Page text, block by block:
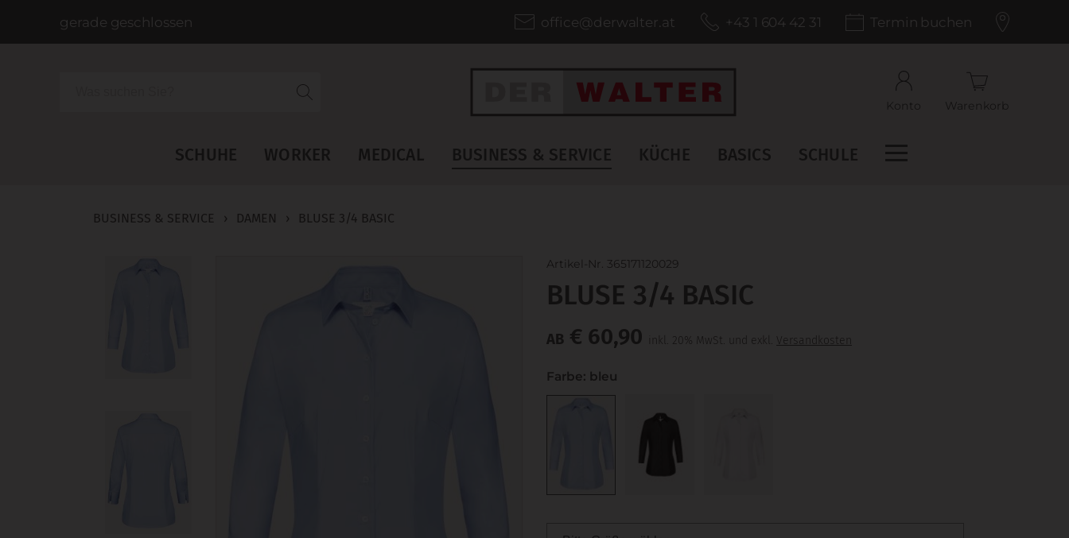
gerade geschlossen office@derwalter.at +43 1 604 42 31 Termin buchen
Konto
Warenkorb
SCHUHE WORKER MEDICAL BUSINESS & SERVICE KÜCHE BASICS SCHULE
BUSINESS & SERVICE › DAMEN › BLUSE 3/4 BASIC
Artikel-Nr. 365171120029
BLUSE 3/4 BASIC
AB € 60,90 inkl. 20% MwSt. und exkl. Versandkosten
Farbe: bleu